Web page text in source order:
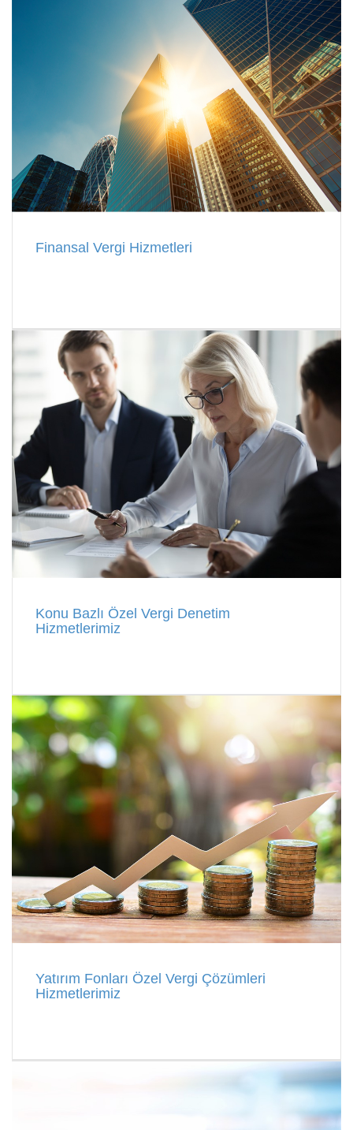
Finansal Vergi Hizmetleri
Konu Bazlı Özel Vergi Denetim
Hizmetlerimiz
Yatırım Fonları Özel Vergi Çözümleri
Hizmetlerimiz